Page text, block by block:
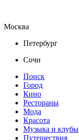
Москва
Петербург
Сочи
Поиск
Город
Кино
Рестораны
Мода
Красота
Музыка и клубы
Путешествия